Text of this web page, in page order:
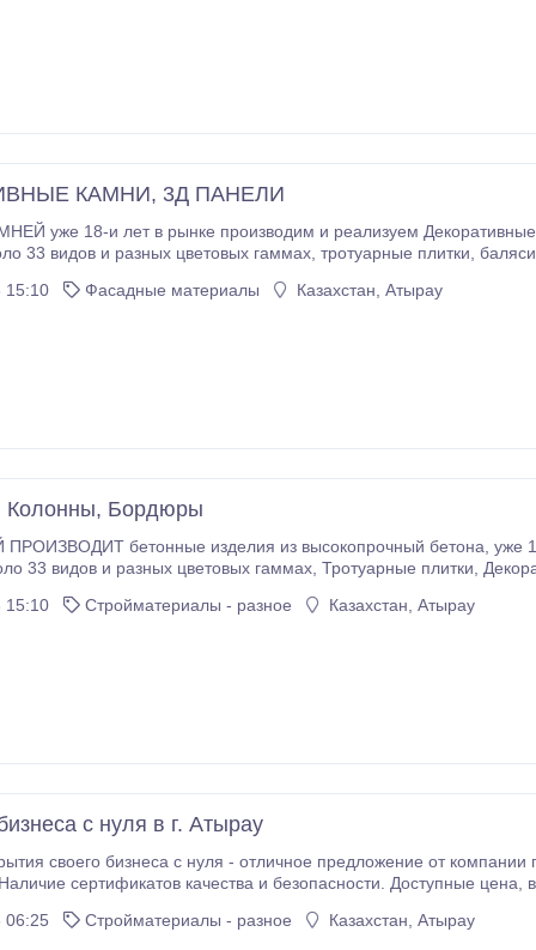
КАМНИ, 3Д ПАНЕЛИ
уже 18-и лет в рынке производим и реализуем Декоративные
цветовых гаммах, тротуарные плитки, балясины, колонны, бордюры, Поребрики, разные
или 2ГИС пишите МИР КАМНЕЙ адрес покажет к нам легко
15:10 Фасадные материалы Казахстан, Атырау
Колонны, Бордюры
бетонные изделия из высокопрочный бетона, уже
цветовых гаммах, Тротуарные плитки, Декоративные камни для внутренних и наружных
и декоративных камней
15:10 Стройматериалы - разное Казахстан, Атырау
с нуля в г. Атырау
своего бизнеса с нуля - отличное предложение от компании
качества и безопасности. Доступные цена, выгодные условия сотрудничества. Свечение в
06:25
Стройматериалы - разное Казахстан, Атырау